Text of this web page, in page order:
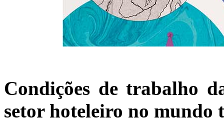
Condições de trabalho
setor hoteleiro no mundo